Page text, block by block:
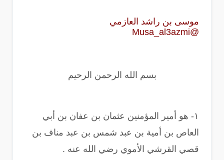
موسى بن راشد العازمي
‏@Musa_al3azmi
بسم الله الرحمن الرحيم
١- هو أمير المؤمنين عثمان بن عفان بن أبي
العاص بن أمية بن عبد شمس بن عبد مناف بن
قصي القرشي الأموي رضي الله عنه .